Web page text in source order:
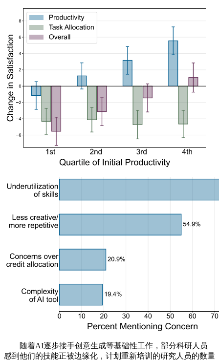
随着AI逐步接手创意生成等基础性工作，部分科研人员
感到他们的技能正被边缘化，计划重新培训的研究人员的数量